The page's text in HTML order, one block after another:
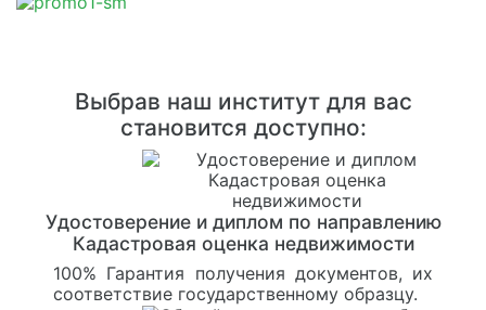
Выбрав наш институт для вас
становится доступно:
Удостоверение и диплом по направлению
Кадастровая оценка недвижимости
100% Гарантия получения документов, их
соответствие государственному образцу.